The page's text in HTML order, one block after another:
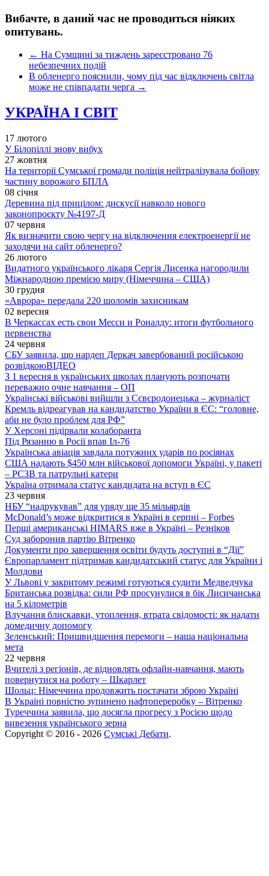
Вибачте, в даний час не проводиться ніяких
опитувань.
← На Сумщині за тиждень зареєстровано 76
небезпечних подій
В обленерго пояснили, чому під час відключень світла
може не співпадати черга →
УКРАЇНА І СВІТ
17 лютого
У Білопіллі знову вибух
27 жовтня
На території Сумської громади поліція нейтралізувала бойову
частину ворожого БПЛА
08 січня
Деревина під прицілом: дискусії навколо нового
законопроєкту №4197-Д
07 червня
Як визначити свою чергу на відключення електроенергії не
заходячи на сайт обленерго?
26 лютого
Видатного українського лікаря Сергія Лисенка нагородили
Міжнародною премією миру (Німеччина – США)
30 грудня
«Аврора» передала 220 шоломів захисникам
02 вересня
В Черкассах есть свои Месси и Роналду: итоги футбольного
первенства
24 червня
СБУ заявила, що нардеп Деркач завербований російською
розвідкоюВІДЕО
З 1 вересня в українських школах планують розпочати
переважно очне навчання – ОП
Українські військові вийшли з Сєвєродонецька – журналіст
Кремль відреагував на кандидатство України в ЄС: “головне,
аби не було проблем для РФ”
У Херсоні підірвали колаборанта
Під Рязанню в Росії впав Іл-76
Українська авіація завдала потужних ударів по росіянах
США надають $450 млн військової допомоги Україні, у пакеті
– РСЗВ та патрульні катери
Україна отримала статус кандидата на вступ в ЄС
23 червня
НБУ “надрукував” для уряду ще 35 мільярдів
McDonald’s може відкритися в Україні в серпні – Forbes
Перші американські HIMARS вже в Україні – Резніков
Суд заборонив партію Вітренко
Документи про завершення освіти будуть доступні в “Дії”
Європарламент підтримав кандидатський статус для України і
Молдови
У Львові у закритому режимі готуються судити Медведчука
Британська розвідка: сили РФ просунулися в бік Лисичанська
на 5 кілометрів
Влучання блискавки, утоплення, втрата свідомості: як надати
домедичну допомогу
Зеленський: Пришвидшення перемоги – наша національна
мета
22 червня
Вчителі з регіонів, де відновлять офлайн-навчання, мають
повернутися на роботу – Шкарлет
Шольц: Німеччина продовжить постачати зброю Україні
В Україні повністю зупинено нафтопереробку – Вітренко
Туреччина заявила, що досягла прогресу з Росією щодо
вивезення українського зерна
Copyright © 2016 - 2026 Сумські Дебати.